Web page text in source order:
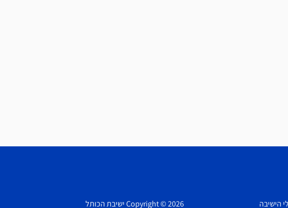
הישיבה Copyright © 2026 ישיבת הכותל